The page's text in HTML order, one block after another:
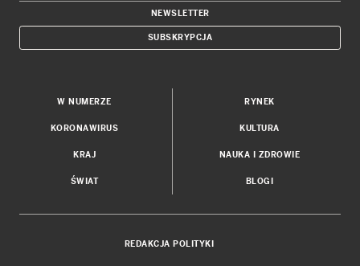
NEWSLETTER
SUBSKRYPCJA
W NUMERZE
KORONAWIRUS
KRAJ
ŚWIAT
RYNEK
KULTURA
NAUKA I ZDROWIE
BLOGI
REDAKCJA POLITYKI